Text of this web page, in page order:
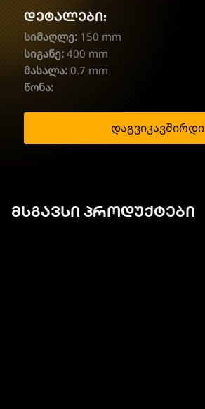
დეტალები:
სიმაღლე: 150 mm
სიგანე: 400 mm
მასალა: 0.7 mm
წონა:
დაგვიკავშირდი
მსგავსი პროდუქტები